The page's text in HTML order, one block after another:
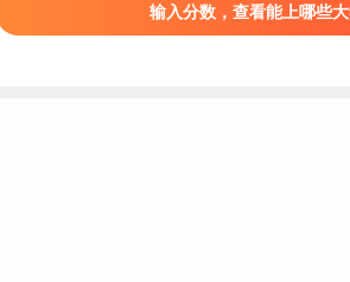
无症状者。 输入分数，查看能上哪些